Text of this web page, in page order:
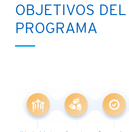
OBJETIVOS DEL
PROGRAMA